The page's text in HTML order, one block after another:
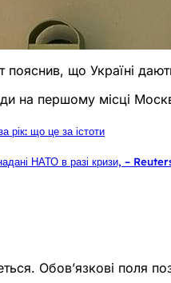
що Україні
на першому місці
рік: що це за істоти
НАТО в разі кризи, –
Обов’язкові поля